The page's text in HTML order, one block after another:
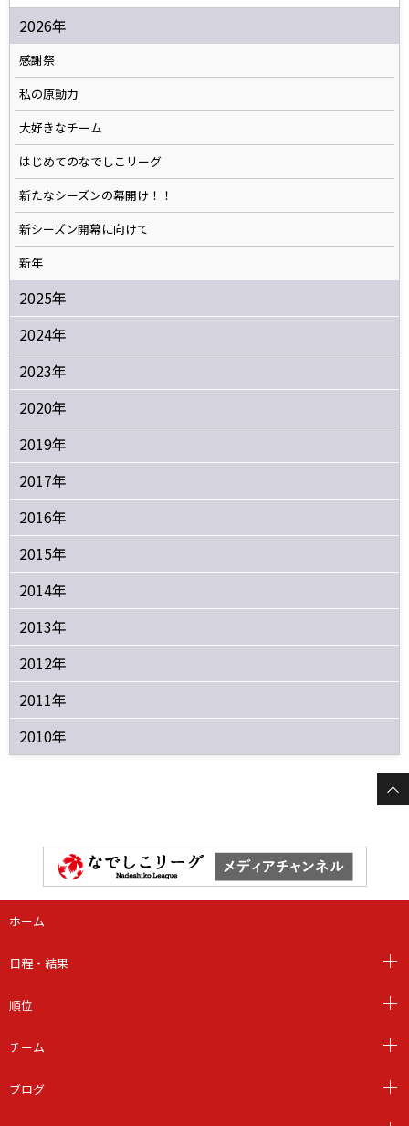
2026年
感謝祭
私の原動力
大好きなチーム
はじめてのなでしこリーグ
新たなシーズンの幕開け！！
新シーズン開幕に向けて
新年
2025年
2024年
2023年
2020年
2019年
2017年
2016年
2015年
2014年
2013年
2012年
2011年
2010年
ホーム
日程・結果
順位
チーム
ブログ